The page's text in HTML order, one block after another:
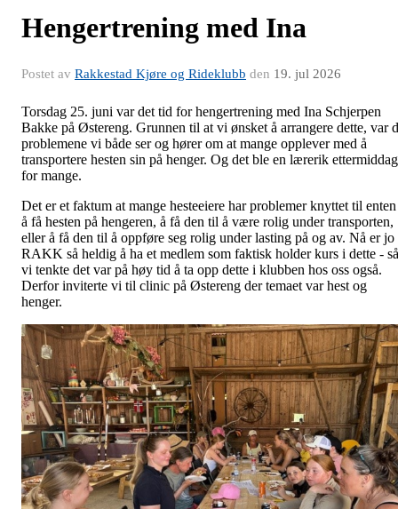
Hengertrening med Ina
Postet av Rakkestad Kjøre og Rideklubb den 19. jul 2026
Torsdag 25. juni var det tid for hengertrening med Ina Schjerpen
Bakke på Østereng. Grunnen til at vi ønsket å arrangere dette, var
problemene vi både ser og hører om at mange opplever med å
transportere hesten sin på henger. Og det ble en lærerik ettermiddag
for mange.
Det er et faktum at mange hesteeiere har problemer knyttet til enten
å få hesten på hengeren, å få den til å være rolig under transporten,
eller å få den til å oppføre seg rolig under lasting på og av. Nå er jo
RAKK så heldig å ha et medlem som faktisk holder kurs i dette - så
vi tenkte det var på høy tid å ta opp dette i klubben hos oss også.
Derfor inviterte vi til clinic på Østereng der temaet var hest og
henger.